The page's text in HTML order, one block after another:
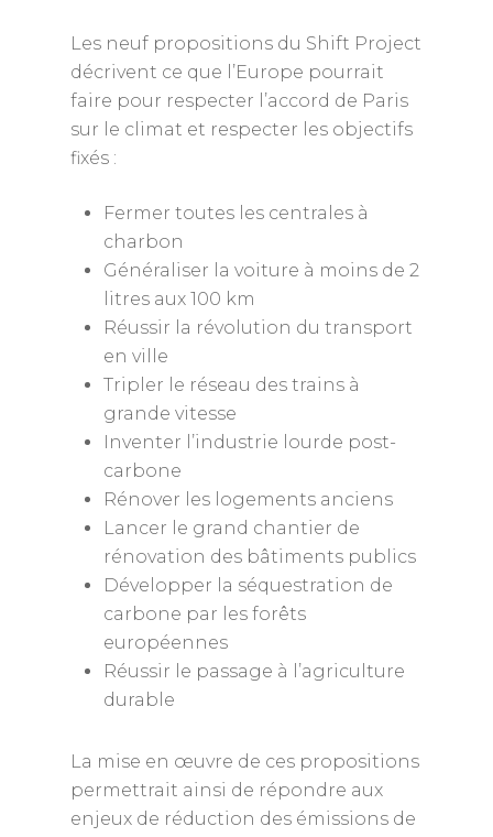
Les neuf propositions du Shift Project
décrivent ce que l’Europe pourrait
faire pour respecter l’accord de Paris
sur le climat et respecter les objectifs
fixés :
Fermer toutes les centrales à
charbon
Généraliser la voiture à moins de 2
litres aux 100 km
Réussir la révolution du transport
en ville
Tripler le réseau des trains à
grande vitesse
Inventer l’industrie lourde post-
carbone
Rénover les logements anciens
Lancer le grand chantier de
rénovation des bâtiments publics
Développer la séquestration de
carbone par les forêts
européennes
Réussir le passage à l’agriculture
durable
La mise en œuvre de ces propositions
permettrait ainsi de répondre aux
enjeux de réduction des émissions de